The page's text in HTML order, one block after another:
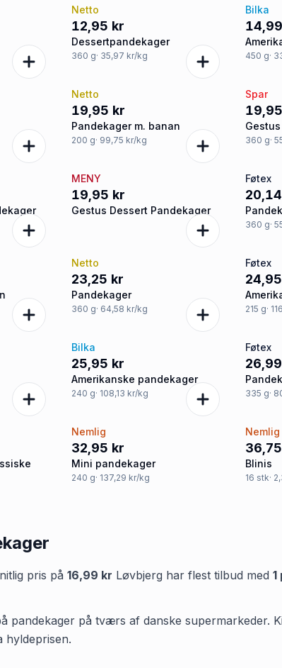
Netto
12,95 kr
Dessertpandekager
360 g· 35,97 kr/kg
Bilka
450 g·
Netto
19,95 kr
Pandekager m. banan
200 g· 99,75 kr/kg
Spar
360 g·
MENY
19,95 kr
Gestus Dessert Pandekager
Føtex
360 g·
Netto
23,25 kr
Pandekager
360 g· 64,58 kr/kg
Føtex
215 g·
Bilka
25,95 kr
Amerikanske pandekager
240 g· 108,13 kr/kg
Føtex
335 g·
Nemlig
32,95 kr
Mini pandekager
240 g· 137,29 kr/kg
Nemlig
Blinis
16 stk·
pris på 16,99 kr Løvbjerg har flest tilbud med 1
pandekager på tværs af danske supermarkeder.
hyldeprisen.